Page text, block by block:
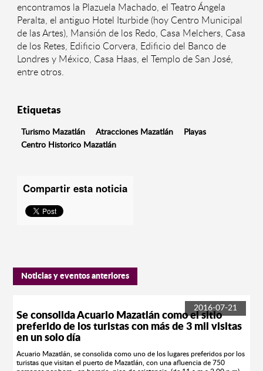
encontramos la Plazuela Machado, el Teatro Ángela
Peralta, el antiguo Hotel Iturbide (hoy Centro Municipal
de las Artes), Mansión de los Redo, Casa Melchers, Casa
de los Retes, Edificio Corvera, Edificio del Banco de
Londres y México, Casa Haas, el Templo de San José,
entre otros.
Etiquetas
Turismo Mazatlán Atracciones Mazatlán
Playas
Centro Historico Mazatlán
Compartir esta noticia
Noticias y eventos anteriores
2016-07-21
Se consolida Acuario Mazatlán como el sitio
preferido de los turistas con más de 3 mil visitas
en un solo día
Acuario Mazatlán, se consolida como uno de los lugares preferidos por los
turistas que visitan el puerto de Mazatlán, con una afluencia de 750